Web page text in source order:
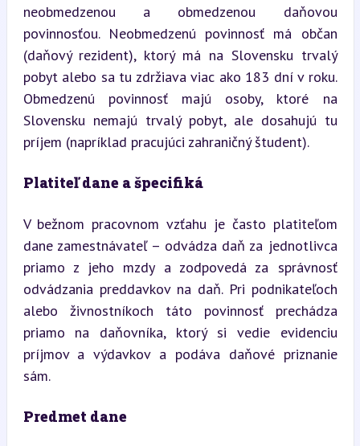
neobmedzenou a obmedzenou daňovou
povinnosťou. Neobmedzenú povinnosť má občan
(daňový rezident), ktorý má na Slovensku trvalý
pobyt alebo sa tu zdržiava viac ako 183 dní v roku.
Obmedzenú povinnosť majú osoby, ktoré na
Slovensku nemajú trvalý pobyt, ale dosahujú tu
príjem (napríklad pracujúci zahraničný študent).
Platiteľ dane a špecifiká
V bežnom pracovnom vzťahu je často platiteľom
dane zamestnávateľ – odvádza daň za jednotlivca
priamo z jeho mzdy a zodpovedá za správnosť
odvádzania preddavkov na daň. Pri podnikateľoch
alebo živnostníkoch táto povinnosť prechádza
priamo na daňovníka, ktorý si vedie evidenciu
príjmov a výdavkov a podáva daňové priznanie
sám.
Predmet dane